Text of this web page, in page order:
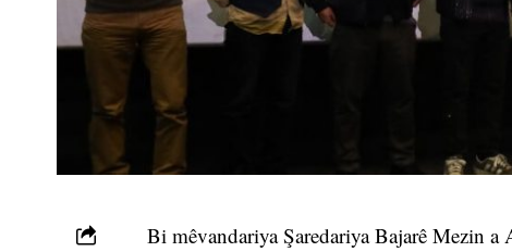
Bi mêvandariya Şaredariya Bajarê Mezin